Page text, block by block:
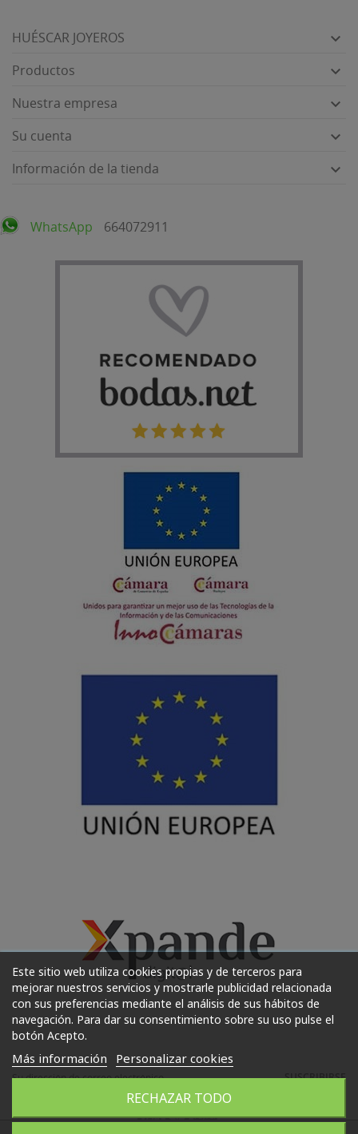
HUÉSCAR JOYEROS 
Productos 
Nuestra empresa 
Su cuenta 
Información de la tienda 
WhatsApp 664072911
Este sitio web utiliza cookies propias y de terceros para
mejorar nuestros servicios y mostrarle publicidad relacionada
con sus preferencias mediante el análisis de sus hábitos de
navegación. Para dar su consentimiento sobre su uso pulse el
botón Acepto.
Más información Personalizar cookies
RECHAZAR TODO
SUSCRIBIRSE